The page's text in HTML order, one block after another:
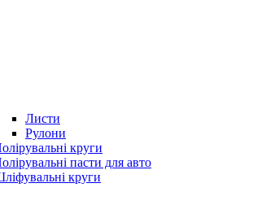
Листи
Рулони
круги
пасти для авто
круги